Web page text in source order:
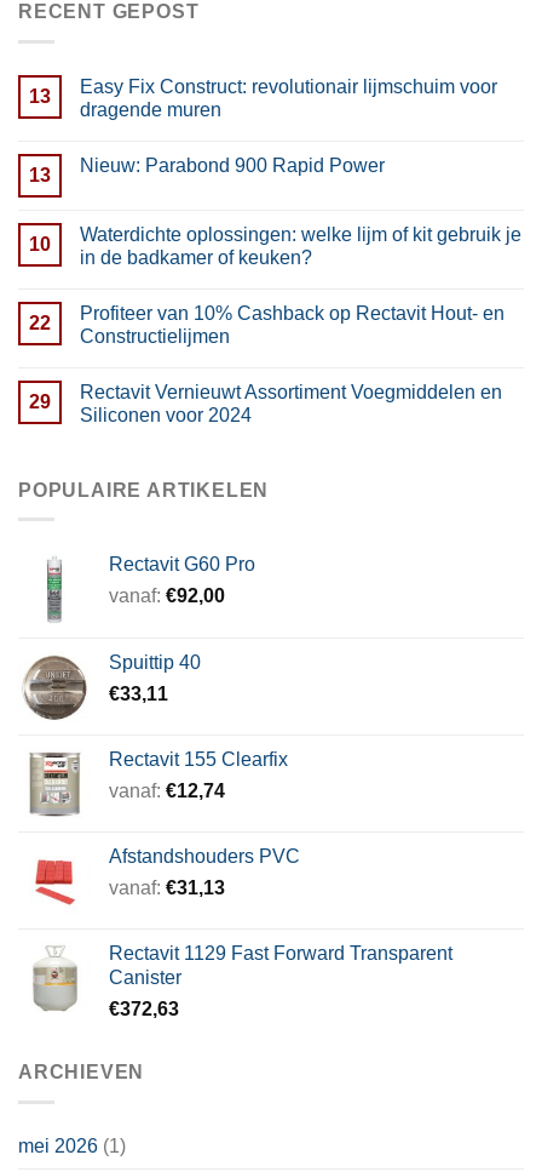
RECENT GEPOST
13
Easy Fix Construct: revolutionair lijmschuim voor
dragende muren
13 Nieuw: Parabond 900 Rapid Power
10
Waterdichte oplossingen: welke lijm of kit gebruik je
in de badkamer of keuken?
22
Profiteer van 10% Cashback op Rectavit Hout- en
Constructielijmen
29
Rectavit Vernieuwt Assortiment Voegmiddelen en
Siliconen voor 2024
POPULAIRE ARTIKELEN
Rectavit G60 Pro
vanaf: €92,00
Spuittip 40
€33,11
Rectavit 155 Clearfix
vanaf: €12,74
Afstandshouders PVC
vanaf: €31,13
Rectavit 1129 Fast Forward Transparent
Canister
€372,63
ARCHIEVEN
mei 2026 (1)